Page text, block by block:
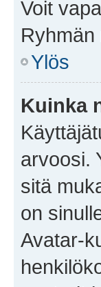
Voit
Ylös
Kuinka
arvoosi.
sitä
on
Avatar-